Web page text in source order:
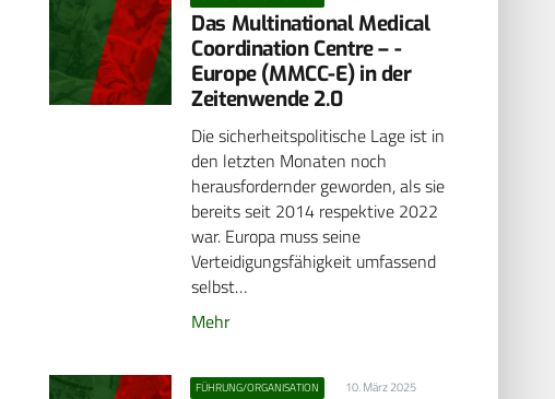
Das Multinational Medical
Coordination Centre – ­
Europe (MMCC-E) in der
Zeitenwende 2.0
Die sicherheitspolitische Lage ist in
den letzten Monaten noch
herausfordernder geworden, als sie
bereits seit 2014 respektive 2022
war. Europa muss seine
Verteidigungsfähigkeit umfassend
selbst…
Mehr
FÜHRUNG/ORGANISATION 10. März 2025